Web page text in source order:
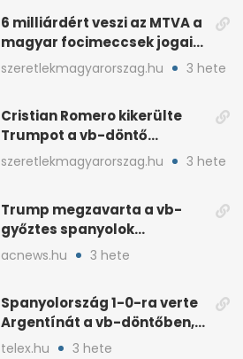
6 milliárdért veszi az MTVA a
magyar focimeccsek jogait
a 2026–27-es idényre
szeretlekmagyarorszag.hu 3 hete
Cristian Romero kikerülte
Trumpot a vb-döntő
díjátadóján
szeretlekmagyarorszag.hu 3 hete
Trump megzavarta a vb-
győztes spanyolok
ünneplését a trófeaátadón
acnews.hu 3 hete
Spanyolország 1-0-ra verte
Argentínát a vb-döntőben,
hosszabbításban
telex.hu 3 hete